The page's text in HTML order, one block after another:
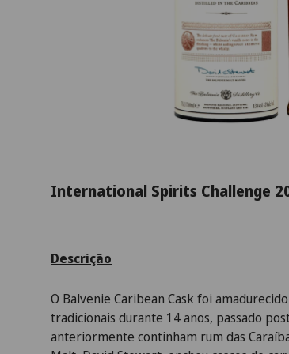
International Spirits Challenge
Descrição
O Balvenie Caribean Cask foi
tradicionais durante 14 anos, passado
anteriormente continham rum das